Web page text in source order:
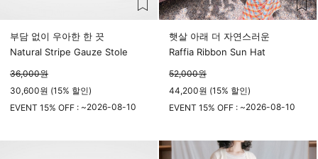
부담 없이 우아한 한 끗
Natural Stripe Gauze Stole
36,000원
30,600원 (15% 할인)
EVENT 15% OFF : ~2026-08-10
햇살 아래 더 자연스러운
Raffia Ribbon Sun Hat
52,000원
44,200원 (15% 할인)
EVENT 15% OFF : ~2026-08-10